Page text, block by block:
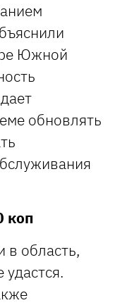
Южной
обновлять
коп
в область,